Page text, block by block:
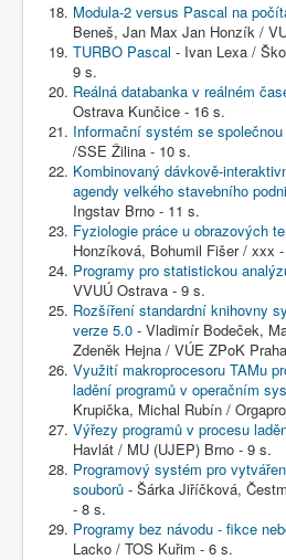
Modula-2 versus Pascal na
Beneš, Jan Max Jan Honzík /
TURBO Pascal - Ivan Lexa /
9 s.
Reálná databanka v reálném
Ostrava Kunčice - 16 s.
Informační systém se
/SSE Žilina - 10 s.
Kombinovaný dávkově-
agendy velkého stavebního
Ingstav Brno - 11 s.
Fyziologie práce u obrazových
Honzíková, Bohumil Fišer / xxx
Programy pro statistickou
VVUÚ Ostrava - 9 s.
Rozšíření standardní knihovny
verze 5.0 - Vladimír Bodeček,
Zdeněk Hejna / VÚE ZPoK
Využití makroprocesoru TAMu
ladění programů v operačním
Krupička, Michal Rubín /
Výřezy programů v procesu
Havlát / MU (UJEP) Brno - 9 s.
Programový systém pro
souborů - Šárka Jiříčková,
- 8 s.
Programy bez návodu - fikce
Lacko / TOS Kuřim - 6 s.